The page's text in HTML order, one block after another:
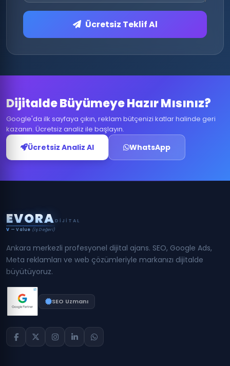
Ücretsiz Teklif Al
Dijitalde Büyümeye Hazır Mısınız?
Google'da ilk sayfaya çıkın, reklam bütçenizi katlar halinde geri
kazanın. Ücretsiz analiz ile başlayın.
Ücretsiz Analiz Al WhatsApp
EVORA DIJITAL
V — Value (İş Değeri)
Ankara merkezli profesyonel dijital ajans. SEO, Google Ads,
Meta reklamları ve web çözümleriyle markanızı dijitalde
büyütüyoruz.
SEO Uzmanı